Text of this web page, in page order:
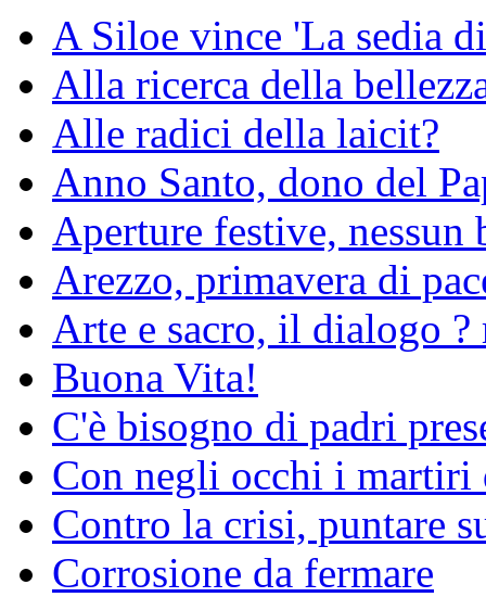
A Siloe vince 'La sedia
Alla ricerca della
Alle radici della laicit?
Anno Santo, dono del
Aperture festive, nessun
Arezzo, primavera di
Arte e sacro, il dialogo
Buona Vita!
C'è bisogno di padri
Con negli occhi i martiri
Contro la crisi, puntare
Corrosione da fermare